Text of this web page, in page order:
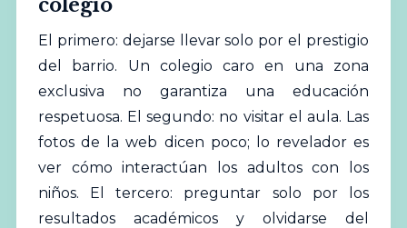
El primero: dejarse llevar solo por el prestigio
del barrio. Un colegio caro en una zona
exclusiva no garantiza una educación
respetuosa. El segundo: no visitar el aula. Las
fotos de la web dicen poco; lo revelador es
ver cómo interactúan los adultos con los
niños. El tercero: preguntar solo por los
resultados académicos y olvidarse del